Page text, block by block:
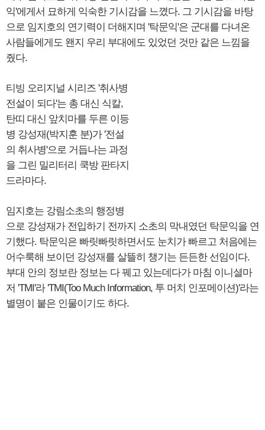
익'에게서 묘하게 익숙한 기시감을 느꼈다. 그 기시감을 바탕
으로 임지호의 연기력이 더해지며 '탁문익'은 군대를 다녀온
사람들에게도 왠지 우리 부대에도 있었던 것만 같은 느낌을
줬다.
티빙 오리지널 시리즈 '취사병
전설이 되다'는 총 대신 식칼,
탄띠 대신 앞치마를 두른 이등
병 강성재(박지훈 분)가 '전설
의 취사병'으로 거듭나는 과정
을 그린 밀리터리 쿡방 판타지
드라마다.
임지호는 강림소초의 행정병
으로 강성재가 전입하기 전까지 소초의 막내였던 탁문익을 연
기했다. 탁문익은 빠릿빠릿하면서도 눈치가 빠르고 처음에는
어수룩해 보이던 강성재를 살뜰히 챙기는 든든한 선임이다.
부대 안의 정보란 정보는 다 꿰고 있는데다가 마침 이니셜마
저 'TMI'라 'TMI(Too Much Information, 투 머치 인포메이션)'라는
별명이 붙은 인물이기도 하다.